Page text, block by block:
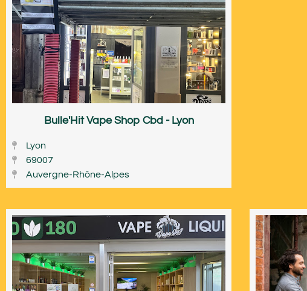
Bulle'Hit Vape Shop Cbd - Lyon
Lyon
69007
Auvergne-Rhône-Alpes